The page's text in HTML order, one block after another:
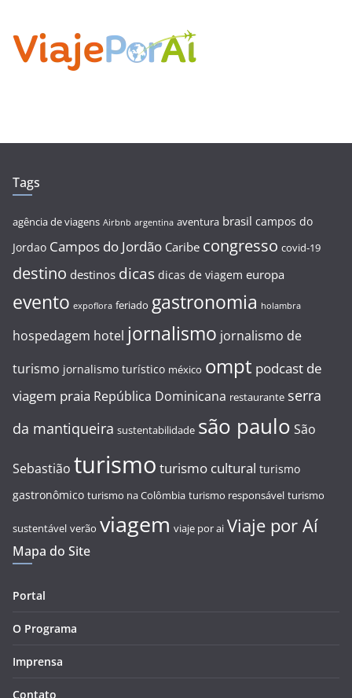
Tags
agência de viagens Airbnb argentina aventura brasil campos do
Jordao Campos do Jordão Caribe congresso covid-19
destino destinos dicas dicas de viagem europa
evento expoflora feriado gastronomia holambra
hospedagem hotel jornalismo jornalismo de
turismo jornalismo turístico méxico ompt podcast de
viagem praia República Dominicana restaurante serra
da mantiqueira sustentabilidade são paulo São
Sebastião turismo turismo cultural turismo
gastronômico turismo na Colômbia turismo responsável turismo
sustentável verão viagem viaje por ai Viaje por Aí
Mapa do Site
Portal
O Programa
Imprensa
Contato